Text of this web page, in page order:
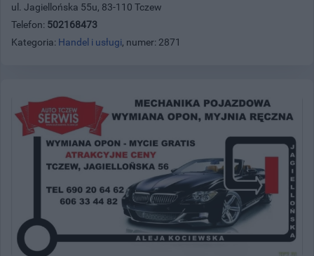
ul. Jagiellońska 55u, 83-110 Tczew
Telefon: 502168473
Kategoria: Handel i usługi, numer: 2871